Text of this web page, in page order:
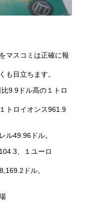
マスコミは正確に報
も目立ちます。
9.9ドル高の１トロ
トロイオンス961.9
ル49.96ドル。
、１ユーロ
ドル。